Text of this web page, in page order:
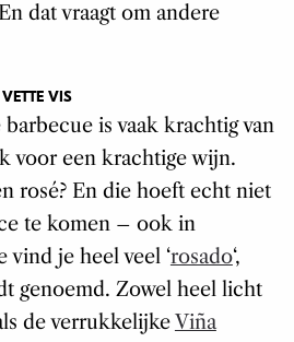
dat vraagt om andere
VIS
barbecue is vaak krachtig van
voor een krachtige wijn.
rosé? En die hoeft echt niet
te komen – ook in
vind je heel veel ‘rosado‘,
genoemd. Zowel heel licht
de verrukkelijkeViña